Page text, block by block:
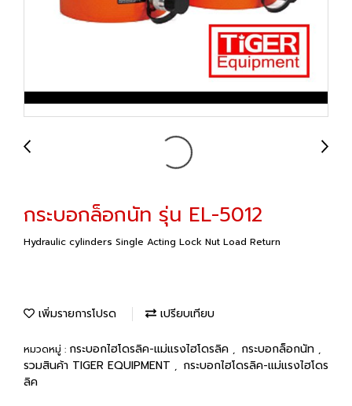
กระบอกล็อกนัท รุ่น EL-5012
Hydraulic cylinders Single Acting Lock Nut Load Return
เพิ่มรายการโปรด เปรียบเทียบ
หมวดหมู่ : กระบอกไฮโดรลิค-แม่แรงไฮโดรลิค , กระบอกล็อกนัท ,
รวมสินค้า TIGER EQUIPMENT , กระบอกไฮโดรลิค-แม่แรงไฮโดร
ลิค